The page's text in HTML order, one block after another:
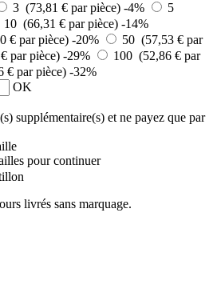
3 (73,81 € par pièce) -4%
5
10 (66,31 € par pièce) -14%
€ par pièce) -20%
50 (57,53 € par
par pièce) -29%
100 (52,86 € par
€ par pièce) -32%
OK
supplémentaire(s) et ne payez que par
pour continuer
livrés sans marquage.